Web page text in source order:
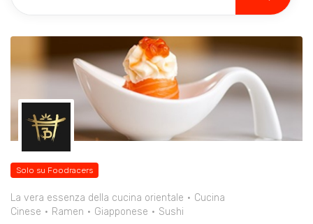
Solo su Foodracers
La vera essenza della cucina orientale
Cucina
Cinese
Ramen Giapponese Sushi